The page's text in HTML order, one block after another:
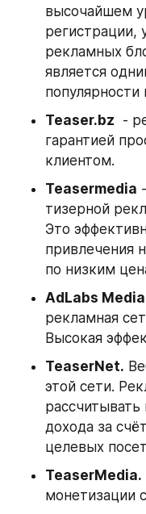
высочайшем
регистрации,
рекламных
является
популярности
Teaser.bz -
гарантией
клиентом.
Teasermedia
тизерной
Это
привлечения
по низким
AdLabs
рекламная
Высокая
TeaserNet.
этой сети.
рассчитывать
дохода за
целевых
TeaserMedia.
монетизации